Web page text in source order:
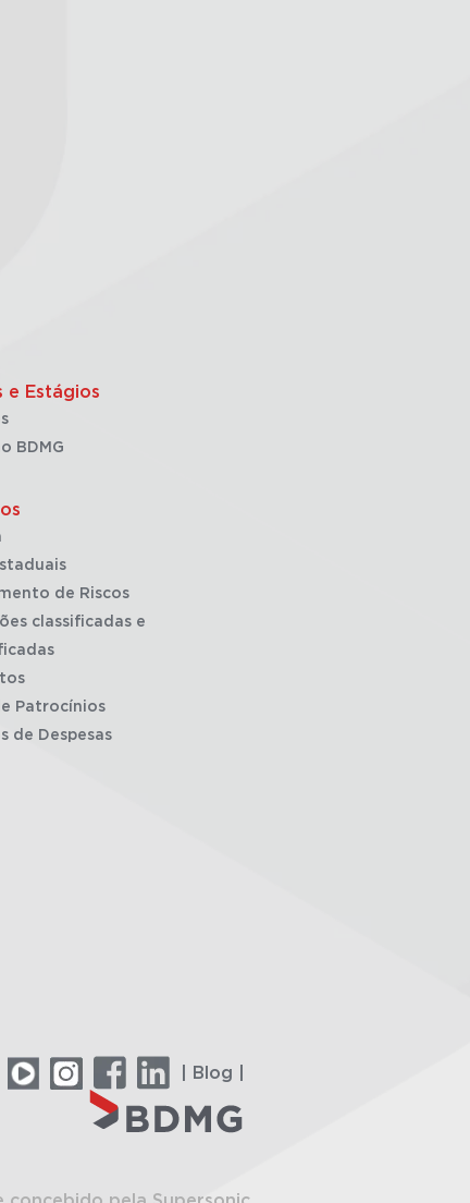
e Estágios
BDMG
de Riscos
classificadas e
Patrocínios
de Despesas
| Blog |